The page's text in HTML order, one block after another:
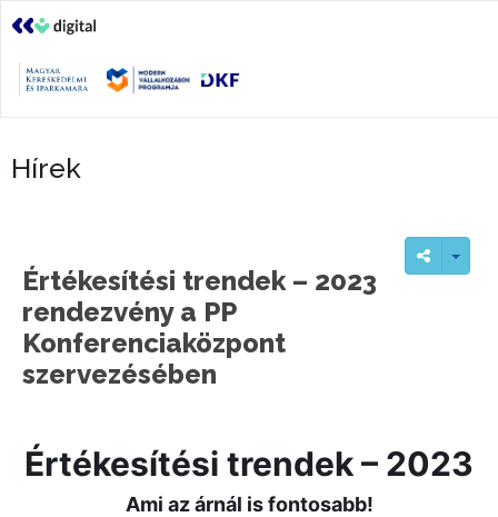
Hírek
Értékesítési trendek – 2023
rendezvény a PP
Konferenciaközpont
szervezésében
Értékesítési trendek – 2023
Ami az árnál is fontosabb!